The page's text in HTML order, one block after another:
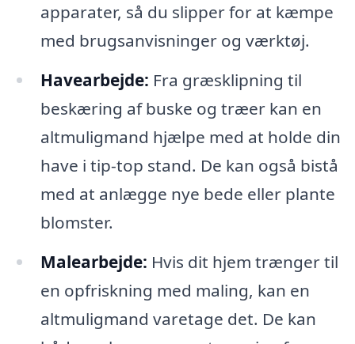
apparater, så du slipper for at kæmpe
med brugsanvisninger og værktøj.
Havearbejde: Fra græsklipning til
beskæring af buske og træer kan en
altmuligmand hjælpe med at holde din
have i tip-top stand. De kan også bistå
med at anlægge nye bede eller plante
blomster.
Malearbejde: Hvis dit hjem trænger til
en opfriskning med maling, kan en
altmuligmand varetage det. De kan